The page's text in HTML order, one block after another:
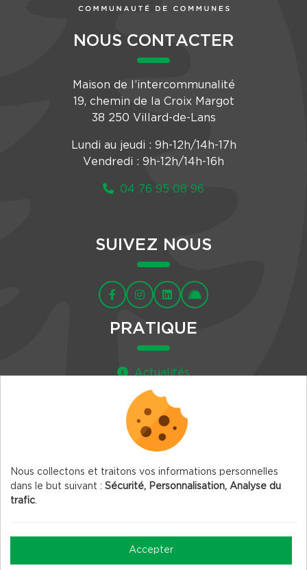
NOUS CONTACTER
Maison de l’intercommunalité
19, chemin de la Croix Margot
38 250 Villard-de-Lans
Lundi au jeudi : 9h-12h/14h-17h
Vendredi : 9h-12h/14h-16h
04 76 95 08 96
SUIVEZ NOUS
PRATIQUE
Actualités
Agenda
Newsletter
Gestion des Cookies
Nous collectons et traitons vos informations personnelles
dans le but suivant : Sécurité, Personnalisation, Analyse du
trafic.
Accepter